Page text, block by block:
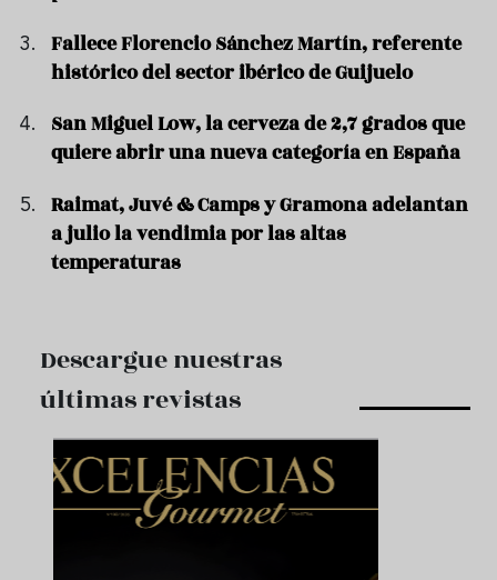
Fallece Florencio Sánchez Martín, referente
histórico del sector ibérico de Guijuelo
San Miguel Low, la cerveza de 2,7 grados que
quiere abrir una nueva categoría en España
Raimat, Juvé & Camps y Gramona adelantan
a julio la vendimia por las altas
temperaturas
Descargue nuestras
últimas revistas